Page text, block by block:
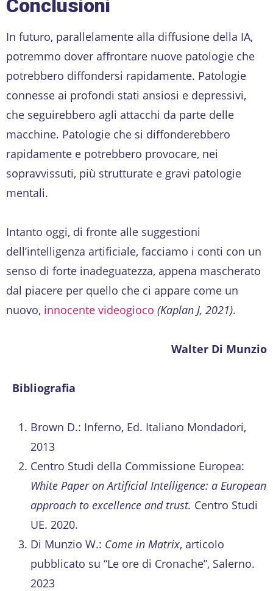
Conclusioni
In futuro, parallelamente alla diffusione della IA,
potremmo dover affrontare nuove patologie che
potrebbero diffondersi rapidamente. Patologie
connesse ai profondi stati ansiosi e depressivi,
che seguirebbero agli attacchi da parte delle
macchine. Patologie che si diffonderebbero
rapidamente e potrebbero provocare, nei
sopravvissuti, più strutturate e gravi patologie
mentali.
Intanto oggi, di fronte alle suggestioni
dell’intelligenza artificiale, facciamo i conti con un
senso di forte inadeguatezza, appena mascherato
dal piacere per quello che ci appare come un
nuovo, innocente videogioco (Kaplan J, 2021).
Walter Di Munzio
Bibliografia
Brown D.: Inferno, Ed. Italiano Mondadori,
2013
Centro Studi della Commissione Europea:
White Paper on Artificial Intelligence: a European
approach to excellence and trust. Centro Studi
UE. 2020.
Di Munzio W.: Come in Matrix, articolo
pubblicato su “Le ore di Cronache”, Salerno.
2023